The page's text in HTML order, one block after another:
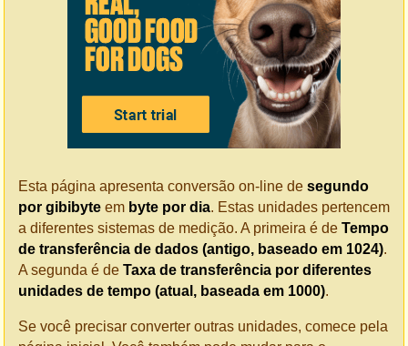
Esta página apresenta conversão on-line de segundo
por gibibyte em byte por dia. Estas unidades pertencem
a diferentes sistemas de medição. A primeira é de Tempo
de transferência de dados (antigo, baseado em 1024).
A segunda é de Taxa de transferência por diferentes
unidades de tempo (atual, baseada em 1000).
Se você precisar converter outras unidades, comece pela